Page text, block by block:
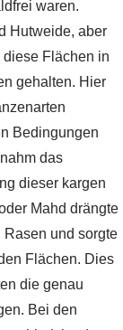
waren.
Hutweide, aber
Flächen in
gehalten. Hier
Bedingungen
das
dieser kargen
Mahd drängte
und sorgte
Flächen. Dies
die genau
Bei den